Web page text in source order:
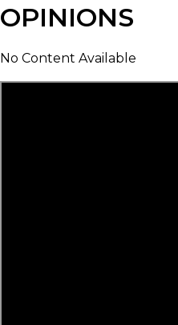
OPINIONS
No Content Available